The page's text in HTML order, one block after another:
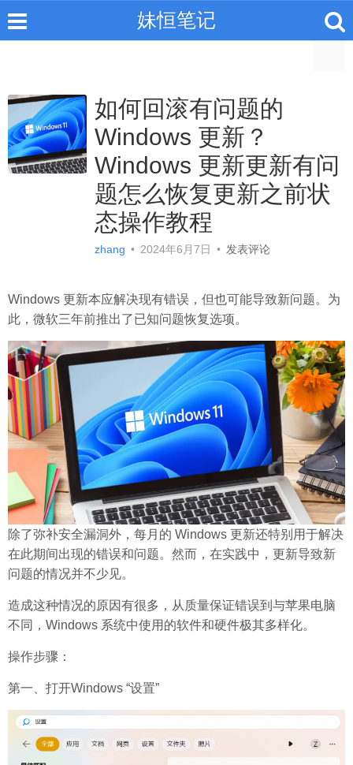
妹恒笔记
如何回滚有问题的
Windows 更新？
Windows 更新更新有问
题怎么恢复更新之前状
态操作教程
zhang • 2024年6月7日 • 发表评论
Windows 更新本应解决现有错误，但也可能导致新问题。为
此，微软三年前推出了已知问题恢复选项。
除了弥补安全漏洞外，每月的 Windows 更新还特别用于解决
在此期间出现的错误和问题。然而，在实践中，更新导致新
问题的情况并不少见。
造成这种情况的原因有很多，从质量保证错误到与苹果电脑
不同，Windows 系统中使用的软件和硬件极其多样化。
操作步骤：
第一、打开Windows “设置”